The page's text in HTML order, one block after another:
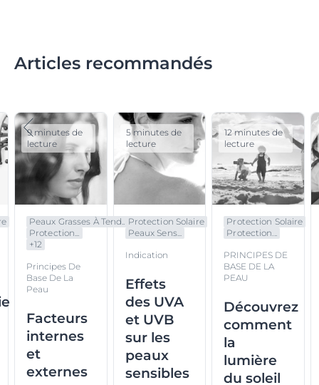
Articles recommandés
Peaux Grasses À Tend...
Protection...
+12
Principes De
Base De La
Peau
Facteurs
internes
et
externes
9 minutes de
lecture
Protection Solaire
Peaux Sens...
Indication
Effets
des UVA
et UVB
sur les
peaux
sensibles
5 minutes de
lecture
Protection Solaire
Protection...
PRINCIPES DE
BASE DE LA
PEAU
Découvrez
comment
la
lumière
du soleil
12 minutes de
lecture